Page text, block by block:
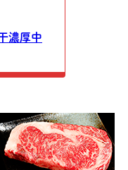
濃厚中